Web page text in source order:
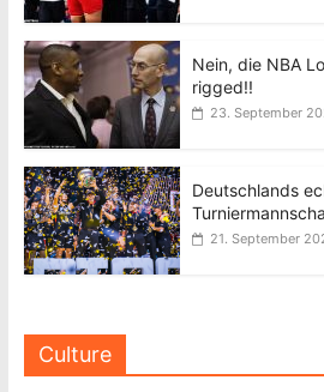
Nein, die NBA
rigged!!
23. September
Deutschlands
21. September
Culture